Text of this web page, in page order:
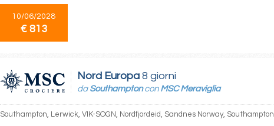
10/06/2028
€ 813
Nord Europa 8 giorni
da Southamptoncon MSC Meraviglia
Southampton, Lerwick, VIK-SOGN, Nordfjordeid, Sandnes Norway, Southampton